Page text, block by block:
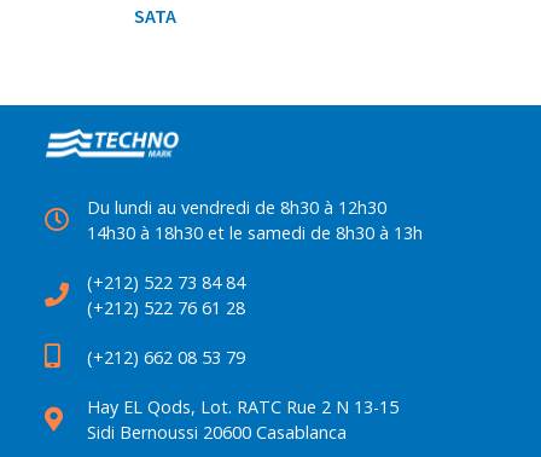
SATA
Du lundi au vendredi de 8h30 à 12h30
14h30 à 18h30 et le samedi de 8h30 à 13h
(+212) 522 73 84 84
(+212) 522 76 61 28
(+212) 662 08 53 79
Hay EL Qods, Lot. RATC Rue 2 N 13-15
Sidi Bernoussi 20600 Casablanca